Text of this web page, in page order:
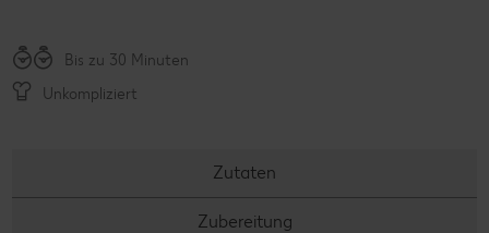
Bis zu 30 Minuten
Unkompliziert
Zutaten
Zubereitung